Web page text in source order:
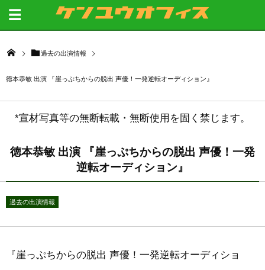
過去の出演情報
徳本恭敏 出演 『崖っぷちからの脱出 声優！一発逆転オーディション』
*宣材写真等の無断転載・無断使用を固く禁じます。
徳本恭敏 出演 『崖っぷちからの脱出 声優！一発
逆転オーディション』
過去の出演情報
『崖っぷちからの脱出 声優！一発逆転オーディショ